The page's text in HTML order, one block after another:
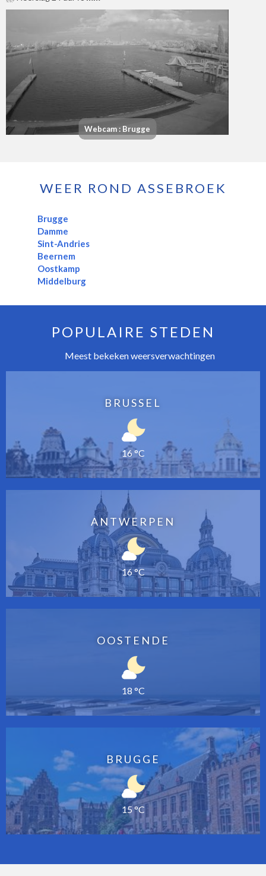
Webcam : Brugge
WEER ROND ASSEBROEK
Brugge
Damme
Sint-Andries
Beernem
Oostkamp
Middelburg
POPULAIRE STEDEN
Meest bekeken weersverwachtingen
BRUSSEL
16 °C
ANTWERPEN
16 °C
OOSTENDE
18 °C
BRUGGE
15 °C